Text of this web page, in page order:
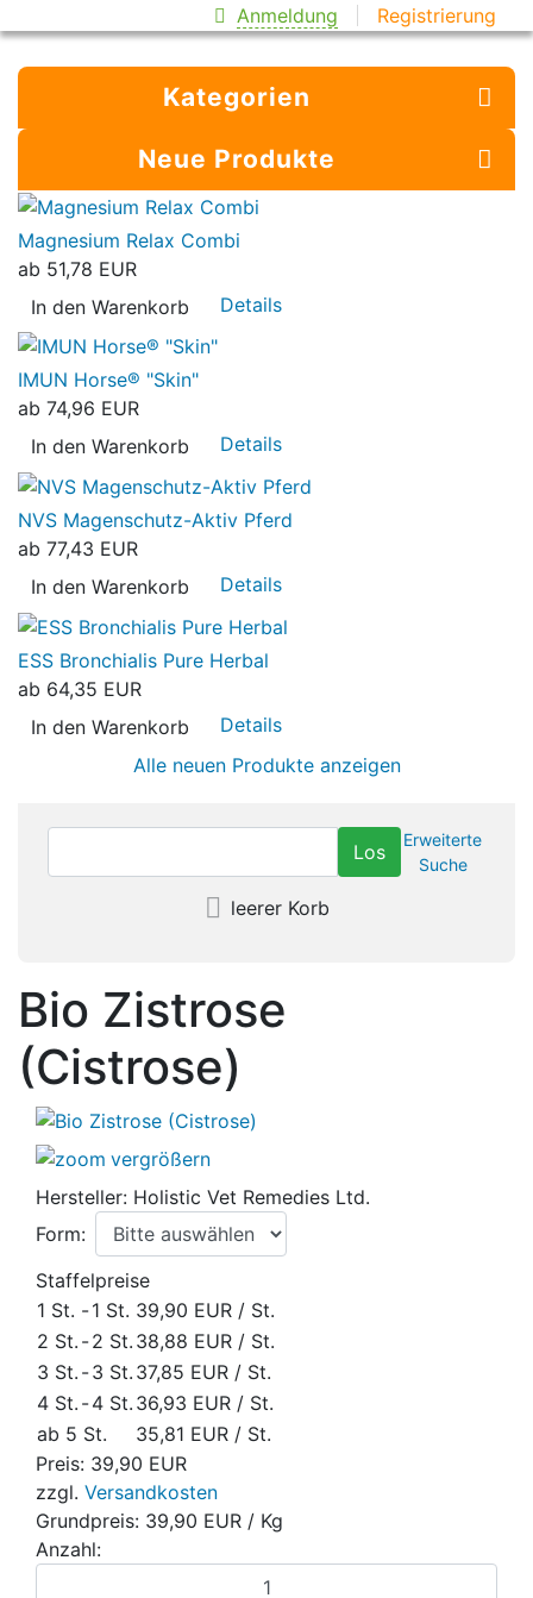
Anmeldung Registrierung
Kategorien
Neue Produkte
Magnesium Relax Combi
ab 51,78 EUR
In den Warenkorb
Details
IMUN Horse® "Skin"
ab 74,96 EUR
In den Warenkorb
Details
NVS Magenschutz-Aktiv Pferd
ab 77,43 EUR
In den Warenkorb
Details
ESS Bronchialis Pure Herbal
ab 64,35 EUR
In den Warenkorb
Details
Alle neuen Produkte anzeigen
Erweiterte
Suche
leerer Korb
Bio Zistrose
(Cistrose)
vergrößern
Hersteller: Holistic Vet Remedies Ltd.
Form:
Staffelpreise
1 St. -1 St. 39,90 EUR / St.
2 St. -2 St. 38,88 EUR / St.
3 St. -3 St. 37,85 EUR / St.
4 St. -4 St. 36,93 EUR / St.
ab 5 St.
35,81 EUR / St.
Preis: 39,90 EUR
zzgl. Versandkosten
Grundpreis: 39,90 EUR / Kg
Anzahl: